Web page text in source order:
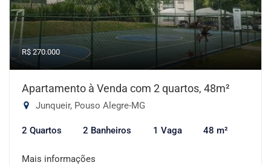
R$ 270.000
Apartamento à Venda com 2 quartos, 48m²
Junqueir, Pouso Alegre-MG
2 Quartos 2 Banheiros 1 Vaga 48 m²
Mais informações